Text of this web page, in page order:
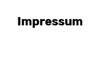
Impressum